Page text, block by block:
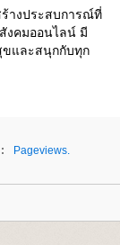
างประสบการณ์ที่
งคมออนไลน์ มี
ขและสนุกกับทุก
Pageviews.